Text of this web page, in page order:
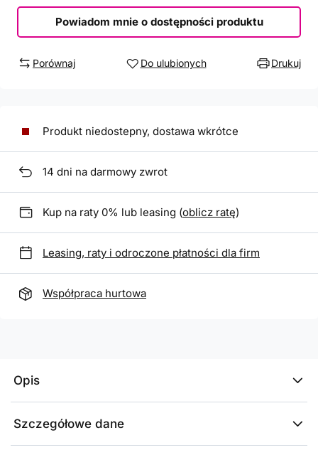
Powiadom mnie o dostępności produktu
Porównaj Do ulubionych Drukuj
Produkt niedostepny, dostawa wkrótce
14 dni na darmowy zwrot
Kup na raty 0% lub leasing (oblicz ratę)
Leasing, raty i odroczone płatności dla firm
Współpraca hurtowa
Opis
Szczegółowe dane